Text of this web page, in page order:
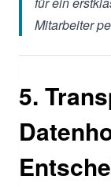
Mitarbeiter
5.